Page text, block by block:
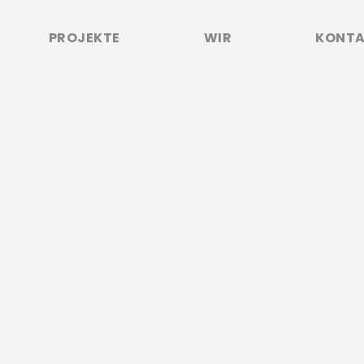
PROJEKTE WIR